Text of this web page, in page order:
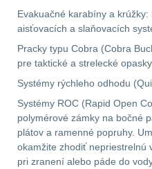
turistiku 34
Dámske oblečenie
Termoprádlo16
Evakuačné karabíny a
aisťovacích a slaňovacích
Pracky typu Cobra (Cobra
pre taktické a strelecké opasky.
Systémy rýchleho odhodu
Systémy ROC (Rapid Open
polymérové zámky na bočné
plátov a ramenné popruhy.
okamžite zhodiť nepriestrelnú
pri zranení alebo páde do